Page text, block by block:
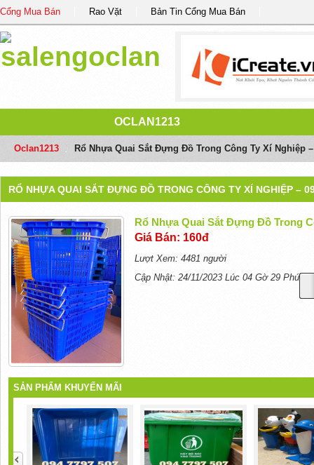
Cổng Mua Bán Rao Vặt Bản Tin Cổng Mua Bán
OCLAN1213
Oclan1213 Rổ Nhựa Quai Sắt Đựng Đồ Trong Công Ty Xí Nghiệp –
RỔ NHỰA QUAI SẮT ĐỰNG ĐỒ TRONG CÔNG TY XÍ NGHIỆP –
Rổ Nhựa Quai Sắt Đựng Đồ Trong
Giá Bán: 160đ
Lượt Xem: 4481 người
Cập Nhật: 24/11/2023 Lúc 04 Gờ 29 Phút
SẢN PHẨM KHUYẾN MÃI